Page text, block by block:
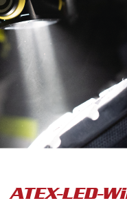
ATEX-LED-